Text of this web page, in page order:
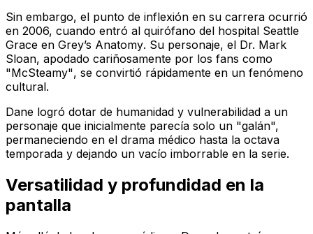
Sin embargo, el punto de inflexión en su carrera ocurrió
en 2006, cuando entró al quirófano del hospital Seattle
Grace en Grey’s Anatomy. Su personaje, el Dr. Mark
Sloan, apodado cariñosamente por los fans como
"McSteamy", se convirtió rápidamente en un fenómeno
cultural.
Dane logró dotar de humanidad y vulnerabilidad a un
personaje que inicialmente parecía solo un "galán",
permaneciendo en el drama médico hasta la octava
temporada y dejando un vacío imborrable en la serie.
Versatilidad y profundidad en la
pantalla